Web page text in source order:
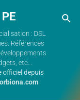
: DSL
Références
etc...
officiel depuis
.